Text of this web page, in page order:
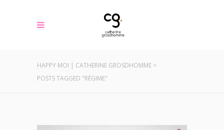
HAPPY MOI | CATHERINE GROSDHOMME >
POSTS TAGGED "RÉGIME"